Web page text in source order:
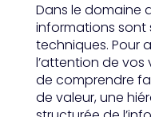
Dans le domaine
informations sont
techniques. Pour
l’attention de vos
de comprendre
de valeur, une